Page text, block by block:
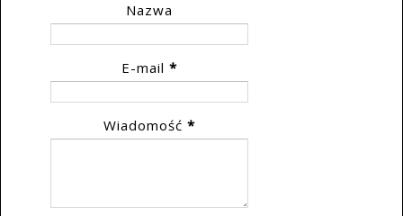
Nazwa
E-mail *
Wiadomość *